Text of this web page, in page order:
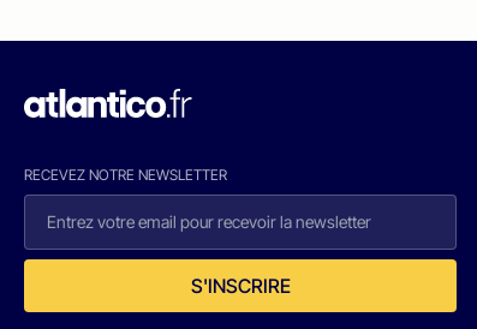
RECEVEZ NOTRE NEWSLETTER
S'INSCRIRE